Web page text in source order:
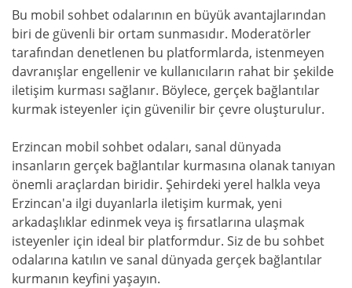
Bu mobil sohbet odalarının en büyük avantajlarından
biri de güvenli bir ortam sunmasıdır. Moderatörler
tarafından denetlenen bu platformlarda, istenmeyen
davranışlar engellenir ve kullanıcıların rahat bir şekilde
iletişim kurması sağlanır. Böylece, gerçek bağlantılar
kurmak isteyenler için güvenilir bir çevre oluşturulur.
Erzincan mobil sohbet odaları, sanal dünyada
insanların gerçek bağlantılar kurmasına olanak tanıyan
önemli araçlardan biridir. Şehirdeki yerel halkla veya
Erzincan'a ilgi duyanlarla iletişim kurmak, yeni
arkadaşlıklar edinmek veya iş fırsatlarına ulaşmak
isteyenler için ideal bir platformdur. Siz de bu sohbet
odalarına katılın ve sanal dünyada gerçek bağlantılar
kurmanın keyfini yaşayın.